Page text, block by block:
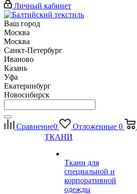
Личный кабинет
Ваш город
Москва
Москва
Санкт-Петербург
Иваново
Казань
Уфа
Екатеринбург
Новосибирск
Сравнение0 Отложенные 0
ТКАНИ
Ткани для
специальной и
корпоративной
одежды